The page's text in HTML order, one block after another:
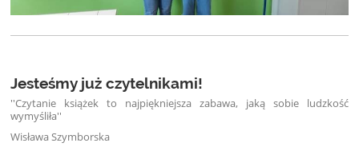
Jesteśmy już czytelnikami!
''Czytanie książek to najpiękniejsza zabawa, jaką sobie ludzkość
wymyśliła''
Wisława Szymborska